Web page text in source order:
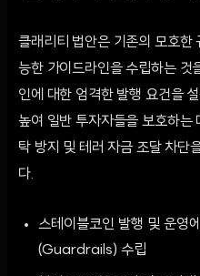
클래리티 법안은 기존의 모호한
능한 가이드라인을 수립하는 것
인에 대한 엄격한 발행 요건을
높여 일반 투자자들을 보호하는
탁 방지 및 테러 자금 조달 차단
다.
스테이블코인 발행 및 운영
(Guardrails) 수립